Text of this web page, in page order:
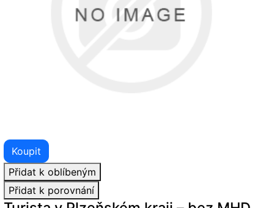
Koupit
Přidat k oblíbeným
Přidat k porovnání